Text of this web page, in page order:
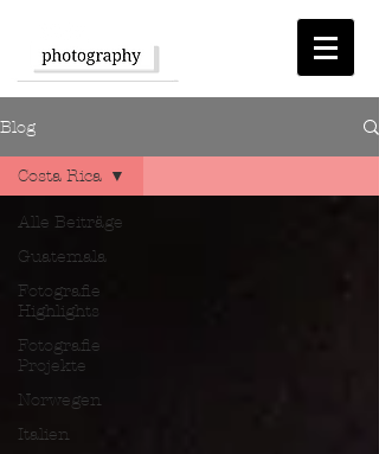
Blog
Alle Beiträge
Guatemala
Fotografie
Highlights
Fotografie
Projekte
Norwegen
Italien
Costa Rica